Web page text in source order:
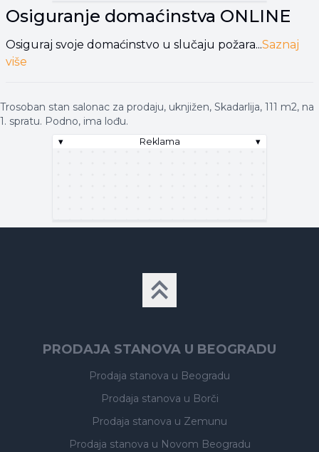
Osiguranje domaćinstva ONLINE
Osiguraj svoje domaćinstvo u slučaju požara...Saznaj
više
Trosoban stan salonac za prodaju, uknjižen, Skadarlija, 111 m2, na
1. spratu. Podno, ima lođu.
▾ Reklama ▾
▾ Reklama ▾
PRODAJA STANOVA U BEOGRADU
Prodaja stanova u Beogradu
Prodaja stanova u Borči
Prodaja stanova u Zemunu
Prodaja stanova u Novom Beogradu